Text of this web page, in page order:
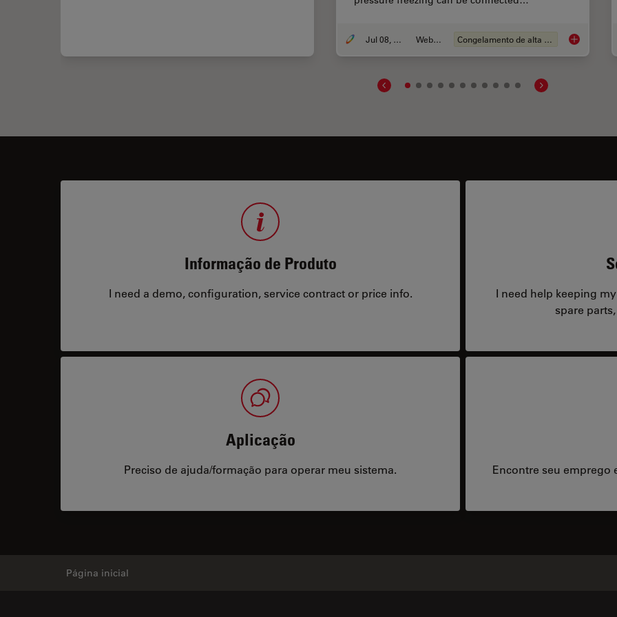
Jul 08, 2026 Webinar Congelamento de alta pressão Cryo-ET
Informação de Produto
I need a demo, configuration, service contract or price info.
I need help keeping
spare
Aplicação
Preciso de ajuda/formação para operar meu sistema. Encontre seu emprego
Página inicial